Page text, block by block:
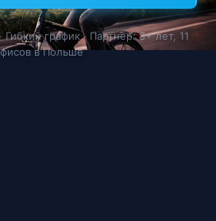
график · Партнёр: 8+ лет, 11
в Польше